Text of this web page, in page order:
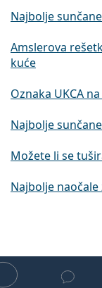
Najbolje
Amslerova
kuće
Oznaka UKCA
Najbolje
Možete li se
Najbolje